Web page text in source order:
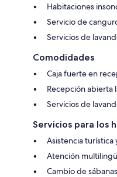
Habitaciones
Servicio de
Servicios de
Comodidades
Caja fuerte en
Recepción abierta
Servicios de
Servicios para los
Asistencia turística
Atención
Cambio de